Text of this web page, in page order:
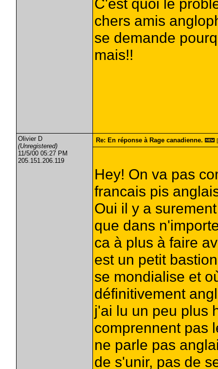
C'est quoi le
chers amis
se demande
mais!!
Olivier D
(Unregistered)
11/5/00 05:27 PM
205.151.206.119
Re: En réponse à Rage canadienne.
Hey! On va pas
francais pis
Oui il y a
que dans
ca à plus à faire
est un petit
se mondialise et
définitivement
j'ai lu un peu plus
comprennent pas
ne parle pas
de s'unir, pas de